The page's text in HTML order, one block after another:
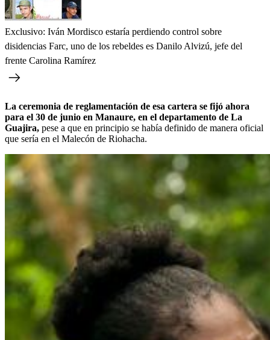
Exclusivo: Iván Mordisco estaría perdiendo control sobre
disidencias Farc, uno de los rebeldes es Danilo Alvizú, jefe del
frente Carolina Ramírez
La ceremonia de reglamentación de esa cartera se fijó ahora
para el 30 de junio en Manaure, en el departamento de La
Guajira, pese a que en principio se había definido de manera oficial
que sería en el Malecón de Riohacha.